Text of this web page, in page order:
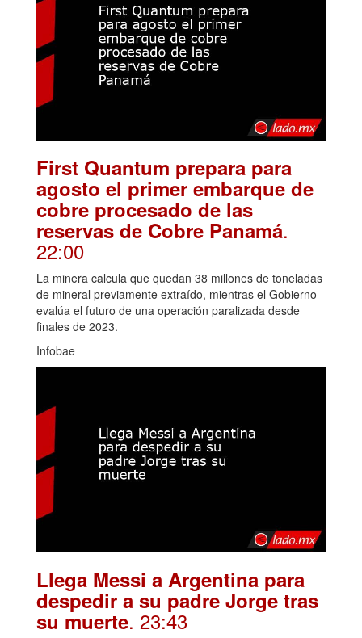
First Quantum prepara para
agosto el primer embarque de
cobre procesado de las
reservas de Cobre Panamá.
22:00
La minera calcula que quedan 38 millones de toneladas
de mineral previamente extraído, mientras el Gobierno
evalúa el futuro de una operación paralizada desde
finales de 2023.
Infobae
Llega Messi a Argentina para
despedir a su padre Jorge tras
su muerte. 23:43